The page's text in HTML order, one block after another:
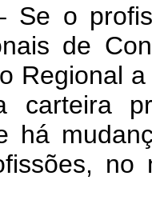
Se o
de
Regional
carteira
há